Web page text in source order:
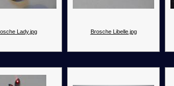
Lady.jpg Brosche Libelle.jpg